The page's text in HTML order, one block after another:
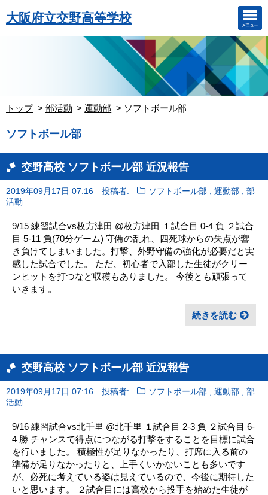
大阪府立交野高等学校
トップ 部活動 運動部 ソフトボール部
ソフトボール部
交野高校 ソフトボール部 近況報告
2019年09月17日 07:16 投稿者: ソフトボール部 ,運動部 ,部
活動
9/15 練習試合vs枚方津田 @枚方津田 １試合目 0-4 負 ２試合
目 5-11 負(70分ゲーム) 守備の乱れ、四死球からの失点が響
き負けてしまいました。打撃、外野守備の強化が必要だと実
感した試合でした。 ただ、初心者で入部した生徒がクリー
ンヒットを打つなど収穫もありました。 今後とも頑張って
いきます。
続きを読む
交野高校 ソフトボール部 近況報告
2019年09月17日 07:16 投稿者: ソフトボール部 ,運動部 ,部
活動
9/16 練習試合vs北千里 @北千里 １試合目 2-3 負 ２試合目 6-
4 勝 チャンスで得点につながる打撃をすることを目標に試合
を行いました。 積極性が足りなかったり、打席に入る前の
準備が足りなかったりと、上手くいかないことも多いです
が、必死に考えている姿は見えているので、今後に期待した
いと思います。 ２試合目には高校から投手を始めた生徒が